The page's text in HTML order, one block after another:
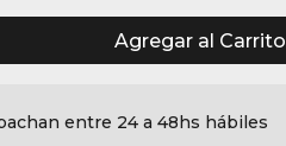
Agregar al Carrito
entre 24 a 48hs hábiles